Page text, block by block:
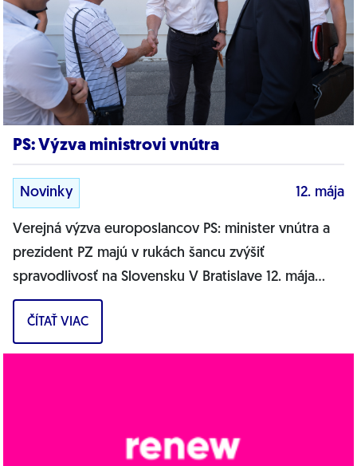
PS: Výzva ministrovi vnútra
Novinky 12. mája
Verejná výzva europoslancov PS: minister vnútra a
prezident PZ majú v rukách šancu zvýšiť
spravodlivosť na Slovensku V Bratislave 12. mája
2022: Na Slovensku stále platí stav, keď...
ČÍTAŤ VIAC